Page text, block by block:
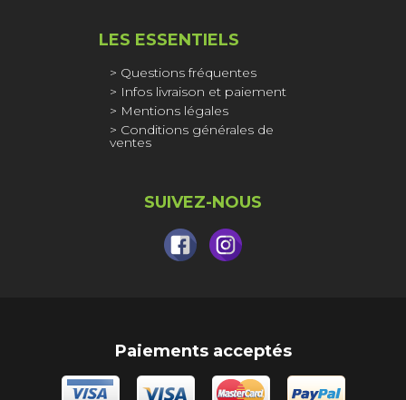
SUIVEZ-NOUS
LES ESSENTIELS
Questions fréquentes
Infos livraison et paiement
Mentions légales
Conditions générales de
ventes
Paiements acceptés